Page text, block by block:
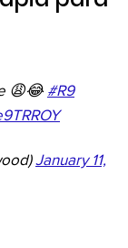
😩😂 #R9
January 11,